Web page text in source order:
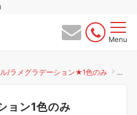
Menu
/ラメグラデーション★1色のみ パー
ョン1色のみ